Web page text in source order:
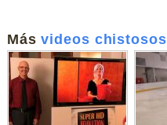
Másvideos chistosos